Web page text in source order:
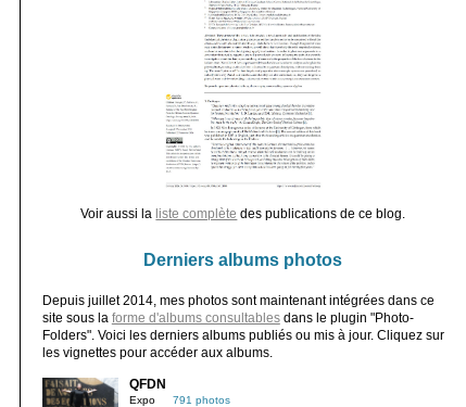
Voir aussi la liste complète des publications de ce blog.
Derniers albums photos
Depuis juillet 2014, mes photos sont maintenant intégrées dans ce
site sous la forme d'albums consultablesdans le plugin "Photo-
Folders". Voici les derniers albums publiés ou mis à jour. Cliquez sur
les vignettes pour accéder aux albums.
QFDN
Expo 791 photos